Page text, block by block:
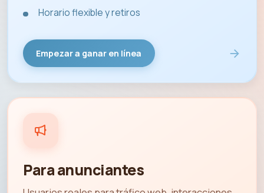
Horario flexible y retiros
Empezar a ganar en línea
Para anunciantes